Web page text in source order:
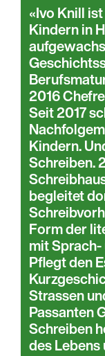
Ivo Knill
Kindern in
2016
Seit 2017
Kindern.
Schreiben.
begleitet
Form der
mit
Pflegt den
Strassen
Passanten
Schreiben
des